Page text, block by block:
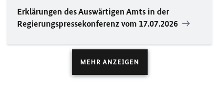
Erklärungen des Auswärtigen Amts in der
Regierungspressekonferenz vom 17.07.2026
MEHR ANZEIGEN